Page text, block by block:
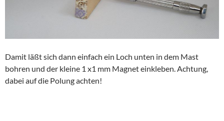
Damit läßt sich dann einfach ein Loch unten in dem Mast
bohren und der kleine 1 x1 mm Magnet einkleben. Achtung,
dabei auf die Polung achten!